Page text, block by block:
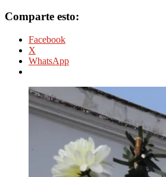
Comparte esto:
Facebook
X
WhatsApp